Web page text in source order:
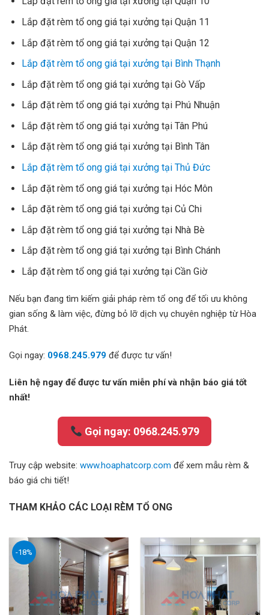
Lắp đặt rèm tổ ong giá tại xưởng tại Quận 11
Lắp đặt rèm tổ ong giá tại xưởng tại Quận 12
Lắp đặt rèm tổ ong giá tại xưởng tại Bình Thạnh
Lắp đặt rèm tổ ong giá tại xưởng tại Gò Vấp
Lắp đặt rèm tổ ong giá tại xưởng tại Phú Nhuận
Lắp đặt rèm tổ ong giá tại xưởng tại Tân Phú
Lắp đặt rèm tổ ong giá tại xưởng tại Bình Tân
Lắp đặt rèm tổ ong giá tại xưởng tại Thủ Đức
Lắp đặt rèm tổ ong giá tại xưởng tại Hóc Môn
Lắp đặt rèm tổ ong giá tại xưởng tại Củ Chi
Lắp đặt rèm tổ ong giá tại xưởng tại Nhà Bè
Lắp đặt rèm tổ ong giá tại xưởng tại Bình Chánh
Lắp đặt rèm tổ ong giá tại xưởng tại Cần Giờ
Nếu bạn đang tìm kiếm giải pháp rèm tổ ong để tối ưu không
gian sống & làm việc, đừng bỏ lỡ dịch vụ chuyên nghiệp từ Hòa
Phát.
Gọi ngay: 0968.245.979 để được tư vấn!
Liên hệ ngay để được tư vấn miễn phí và nhận báo giá tốt
nhất!
Gọi ngay: 0968.245.979
Truy cập website: www.hoaphatcorp.com để xem mẫu rèm &
báo giá chi tiết!
THAM KHẢO CÁC LOẠI RÈM TỔ ONG
-18%